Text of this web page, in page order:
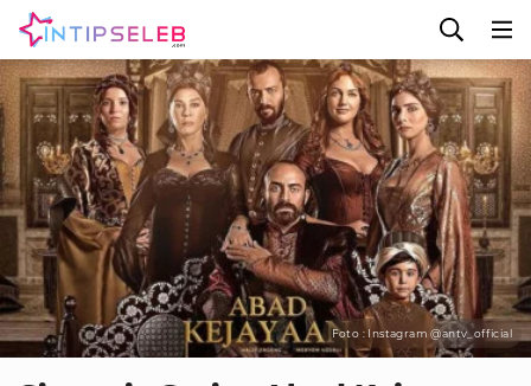
Foto : Instagram @antv_official